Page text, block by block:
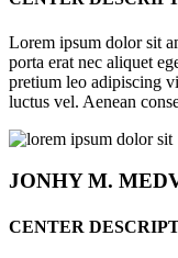
Lorem ipsum dolor sit
porta erat nec aliquet
pretium leo adipiscing
luctus vel. Aenean
JONHYM.
CENTER